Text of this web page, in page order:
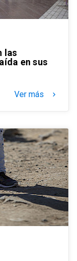
las
en sus
Ver más keyboard_arrow_right